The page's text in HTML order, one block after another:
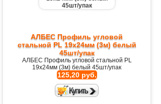
АЛБЕС Профиль угловой
стальной PL 19х24мм (3м) белый
45шт/упак
АЛБЕС Профиль угловой стальной PL
19х24мм (3м) белый 45шт/упак
125,20 руб.